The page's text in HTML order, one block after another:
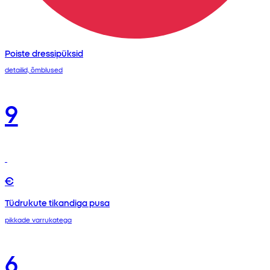
Poiste dressipüksid
detailid, õmblused
9
€
Tüdrukute tikandiga pusa
pikkade varrukatega
6